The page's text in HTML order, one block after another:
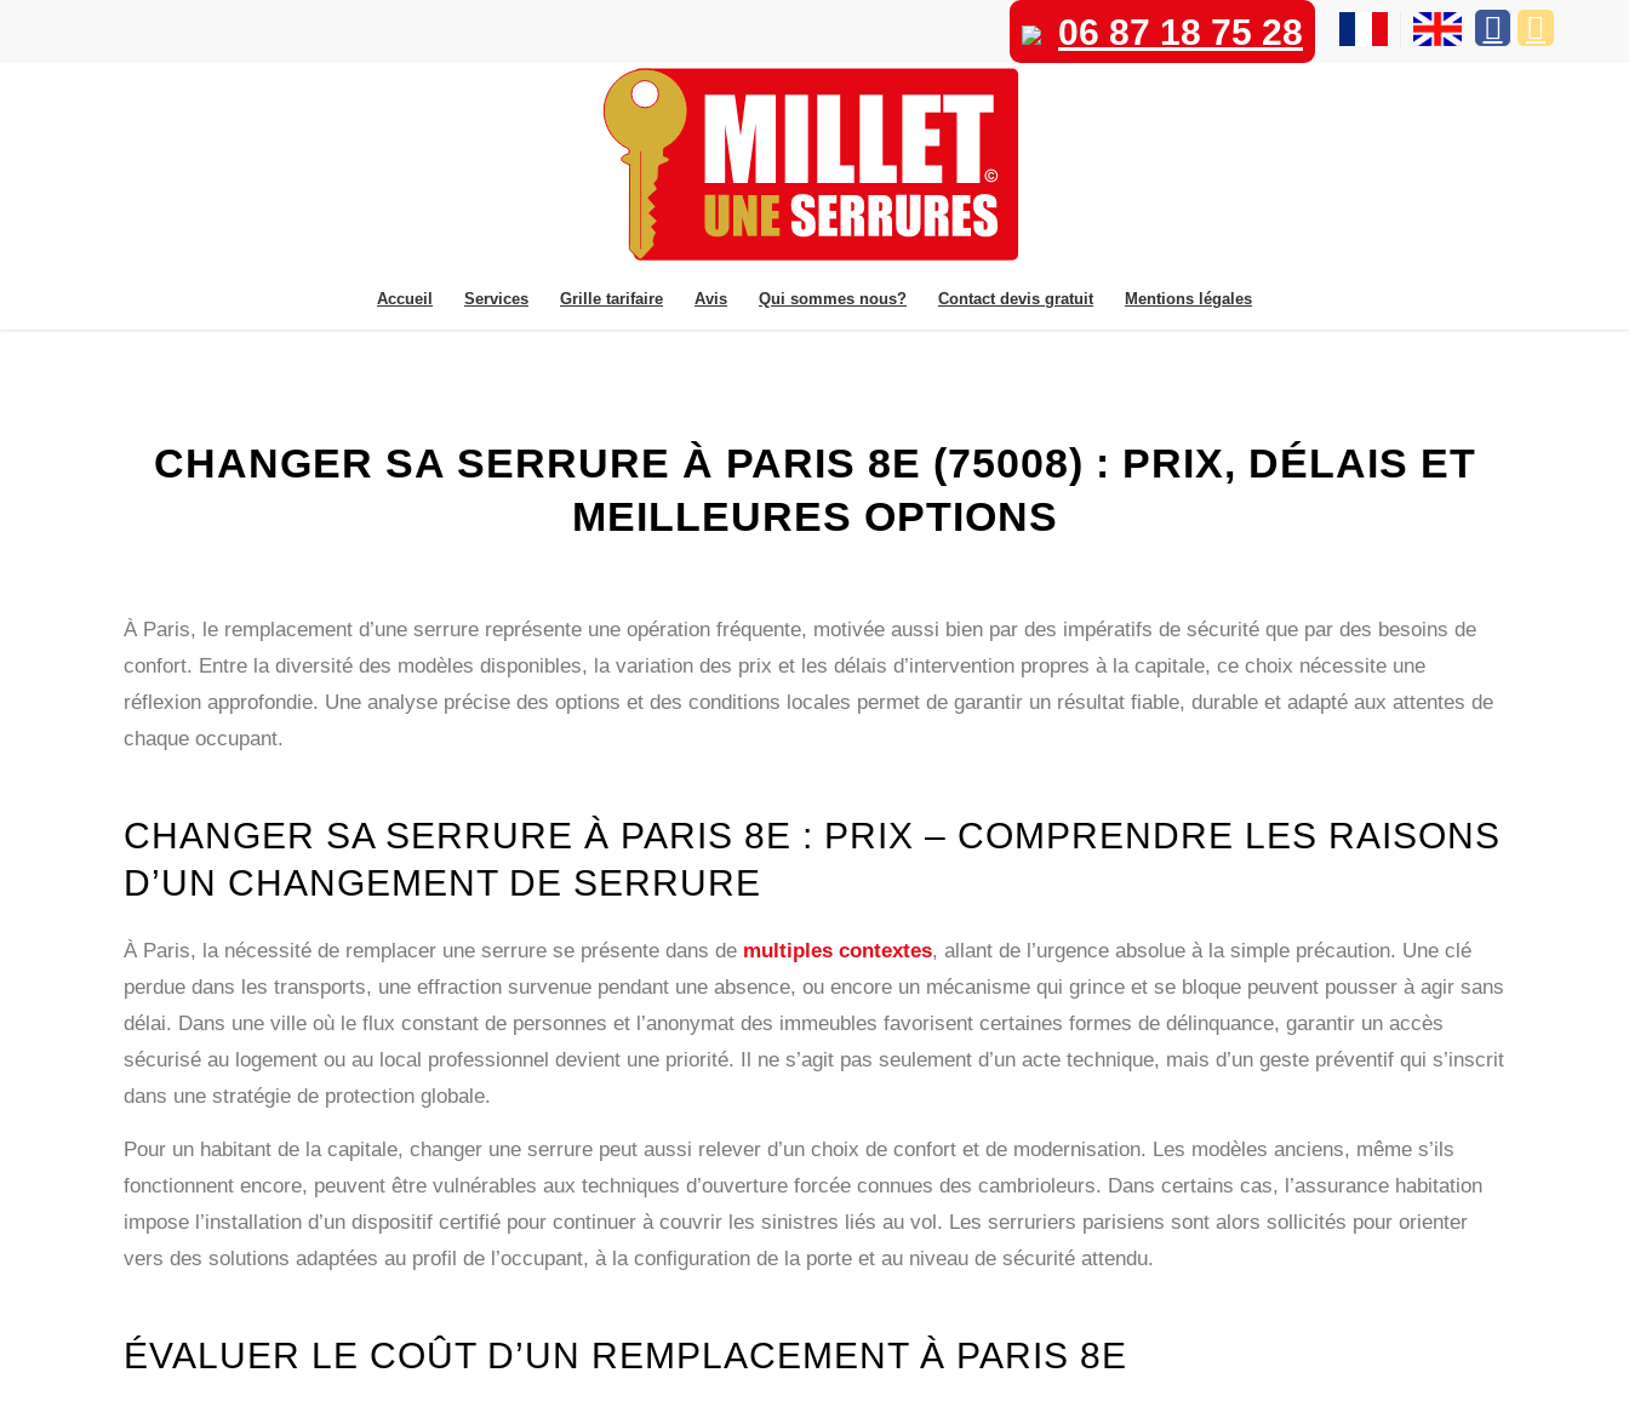
06 87 18 75 28
Accueil Services Grille tarifaire Avis Qui sommes nous? Contact devis gratuit Mentions légales
CHANGER SA SERRURE À PARIS 8E (75008) : PRIX, DÉLAIS ET
MEILLEURES OPTIONS
À Paris, le remplacement d’une serrure représente une opération fréquente, motivée aussi bien par des impératifs de sécurité que par des besoins de
confort. Entre la diversité des modèles disponibles, la variation des prix et les délais d’intervention propres à la capitale, ce choix nécessite une
réflexion approfondie. Une analyse précise des options et des conditions locales permet de garantir un résultat fiable, durable et adapté aux attentes de
chaque occupant.
CHANGER SA SERRURE À PARIS 8E : PRIX – COMPRENDRE LES RAISONS
D’UN CHANGEMENT DE SERRURE
À Paris, la nécessité de remplacer une serrure se présente dans de multiples contextes, allant de l’urgence absolue à la simple précaution. Une clé
perdue dans les transports, une effraction survenue pendant une absence, ou encore un mécanisme qui grince et se bloque peuvent pousser à agir sans
délai. Dans une ville où le flux constant de personnes et l’anonymat des immeubles favorisent certaines formes de délinquance, garantir un accès
sécurisé au logement ou au local professionnel devient une priorité. Il ne s’agit pas seulement d’un acte technique, mais d’un geste préventif qui s’inscrit
dans une stratégie de protection globale.
Pour un habitant de la capitale, changer une serrure peut aussi relever d’un choix de confort et de modernisation. Les modèles anciens, même s’ils
fonctionnent encore, peuvent être vulnérables aux techniques d’ouverture forcée connues des cambrioleurs. Dans certains cas, l’assurance habitation
impose l’installation d’un dispositif certifié pour continuer à couvrir les sinistres liés au vol. Les serruriers parisiens sont alors sollicités pour orienter
vers des solutions adaptées au profil de l’occupant, à la configuration de la porte et au niveau de sécurité attendu.
ÉVALUER LE COÛT D’UN REMPLACEMENT À PARIS 8E